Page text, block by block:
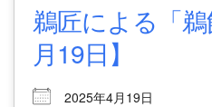
鵜匠による「
月19日】
2025年4月19日